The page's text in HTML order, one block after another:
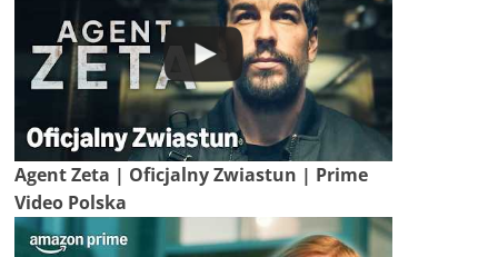
Agent Zeta | Oficjalny Zwiastun | Prime
Video Polska